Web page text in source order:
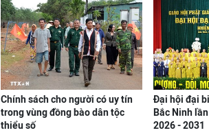
Chính sách cho người có uy tín
trong vùng đồng bào dân tộc
thiểu số
Đại hội đại
Bắc Ninh
2026 - 2031